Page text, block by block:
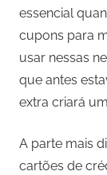
essencial
cupons para
usar nessas
que antes
extra criará
A parte mais
cartões de